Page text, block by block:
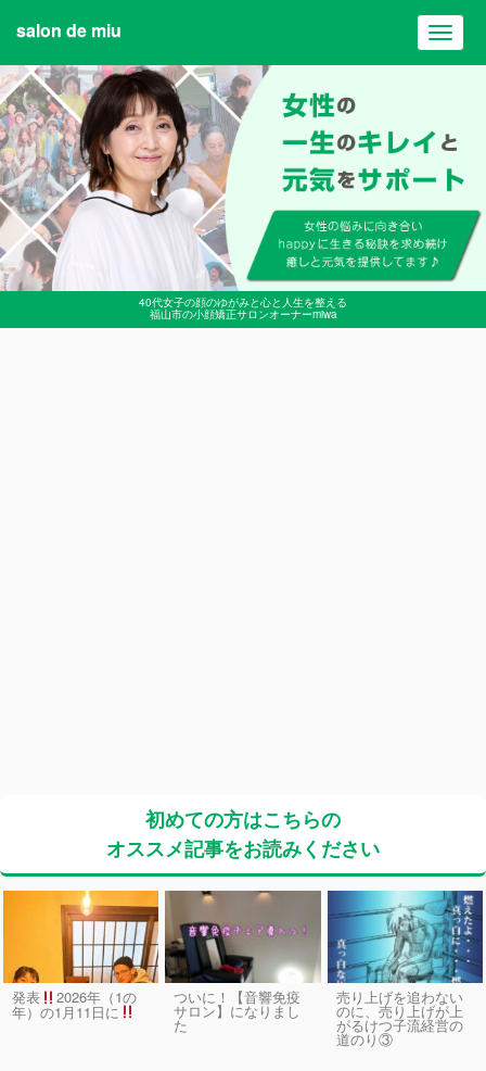
40代女子の顔のゆがみと心と人生を整える
福山市の小顔矯正サロンオーナーmiwa
salon de miu
初めての方はこちらの
オススメ記事をお読みください
発表 2026年（1の
年）の1月11日に
ついに！【音響免疫
サロン】になりまし
た
売り上げを追わない
のに、売り上げが上
がるけつ子流経営の
道のり③